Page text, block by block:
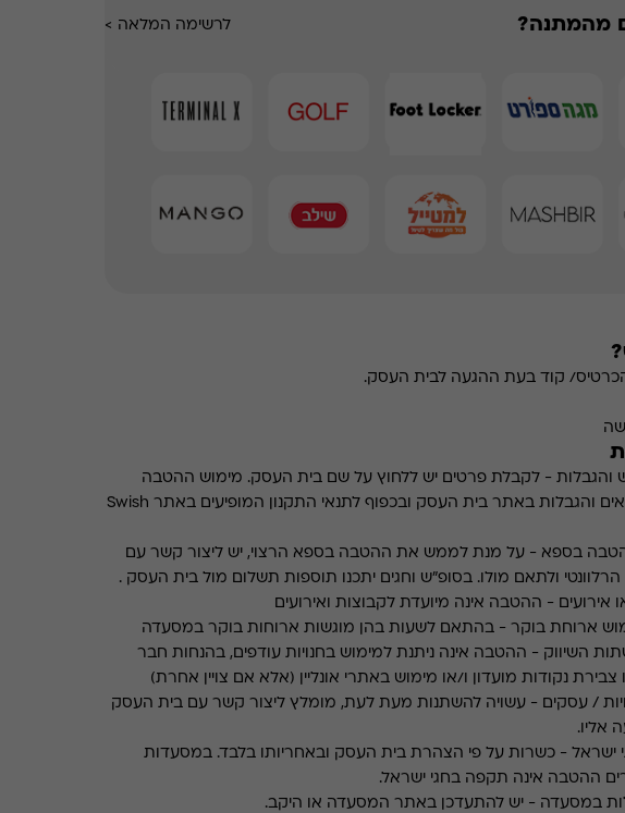
מהמתנה? לרשימה המלאה >
קוד בעת ההגעה לבית העסק.
והגבלות - לקבלת פרטים יש ללחוץ על שם בית העסק. מימוש ההטבה
בכפוף לתנאים והגבלות באתר בית העסק ובכפוף לתנאי התקנון המופיעים באתר Swish
בספא -על מנת לממש את ההטבה בספא הרצוי, יש ליצור קשר עם
ולתאם מולו. בסופ"ש וחגים יתכנו תוספות תשלום מול בית העסק .
אירועים - ההטבה אינה מיועדת לקבוצות ואירועים
ארוחת בוקר -בהתאם לשעות בהן מוגשות ארוחות בוקר במסעדה
השיווק - ההטבה אינה ניתנת למימוש בחנויות עודפים, בהנחות חבר
צבירת נקודות מועדון ו/או מימוש באתרי אונליין (אלא אם צויין אחרת)
/ עסקים -עשויה להשתנות מעת לעת, מומלץ ליצור קשר עם בית העסק
אליו.
ישראל -כשרות על פי הצהרת בית העסק ובאחריותו בלבד. במסעדות
ההטבה אינה תקפה בחגי ישראל.
במסעדה -יש להתעדכן באתר המסעדה או היקב.